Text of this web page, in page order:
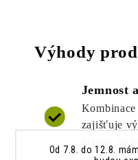
Od 7.8. do 12.8.
Výhody
Jemnost
zajišťuje